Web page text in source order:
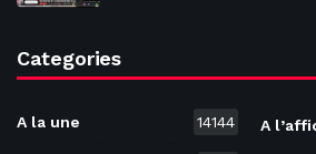
Categories
A la une 14144 A